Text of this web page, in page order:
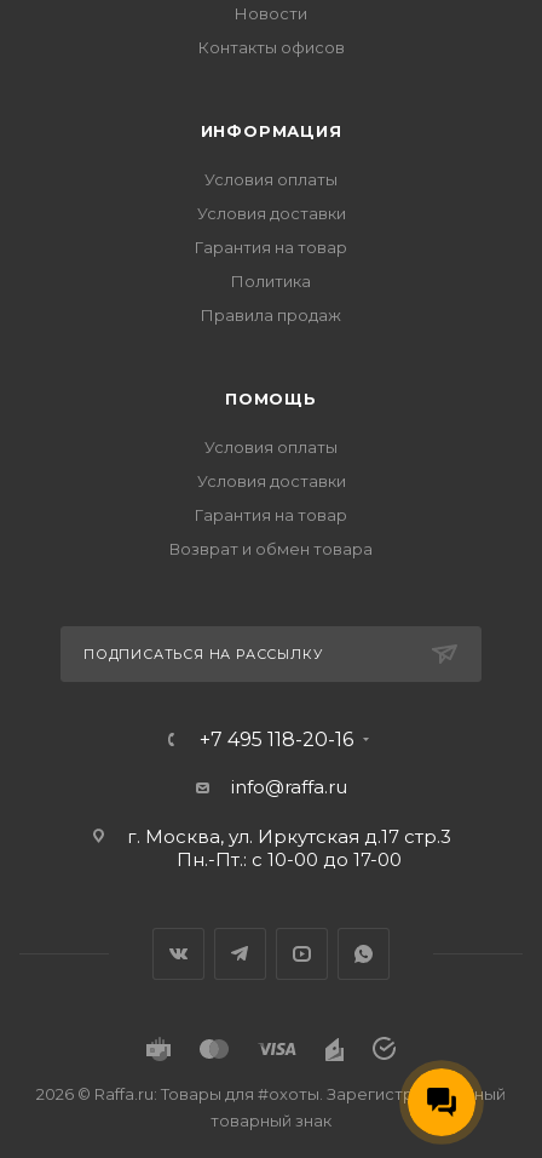
Новости
Контакты офисов
ИНФОРМАЦИЯ
Условия оплаты
Условия доставки
Гарантия на товар
Политика
Правила продаж
ПОМОЩЬ
Условия оплаты
Условия доставки
Гарантия на товар
Возврат и обмен товара
ПОДПИСАТЬСЯ НА РАССЫЛКУ
+7 495 118-20-16
info@raffa.ru
г. Москва, ул. Иркутская д.17 стр.3
Пн.-Пт.: с 10-00 до 17-00
2026 © Raffa.ru: Товары для #охоты. Зарегистрированный
товарный знак